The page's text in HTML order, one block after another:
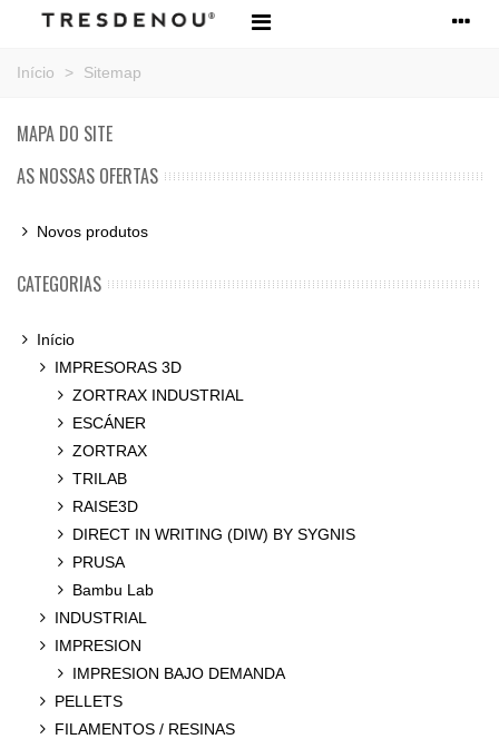
Início > Sitemap
MAPA DO SITE
AS NOSSAS OFERTAS
Novos produtos
CATEGORIAS
Início
IMPRESORAS 3D
ZORTRAX INDUSTRIAL
ESCÁNER
ZORTRAX
TRILAB
RAISE3D
DIRECT IN WRITING (DIW) BY SYGNIS
PRUSA
Bambu Lab
INDUSTRIAL
IMPRESION
IMPRESION BAJO DEMANDA
PELLETS
FILAMENTOS / RESINAS